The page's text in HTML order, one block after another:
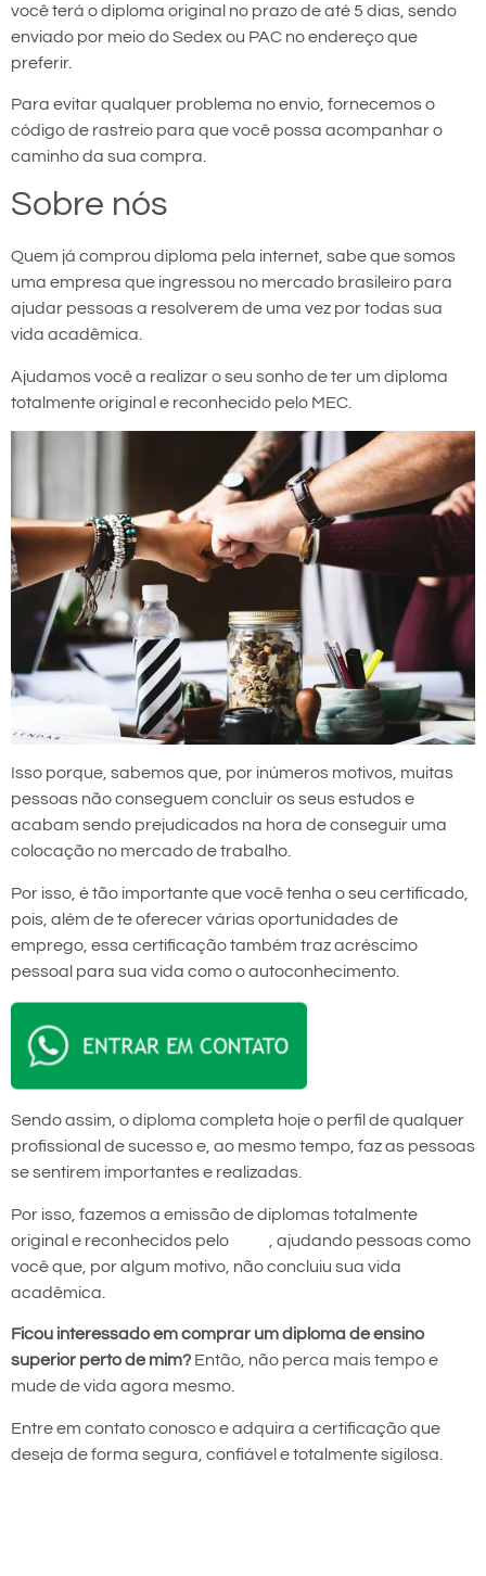
você terá o diploma original no prazo de até 5 dias, sendo
enviado por meio do Sedex ou PAC no endereço que
preferir.
Para evitar qualquer problema no envio, fornecemos o
código de rastreio para que você possa acompanhar o
caminho da sua compra.
Sobre nós
Quem já comprou diploma pela internet, sabe que somos
uma empresa que ingressou no mercado brasileiro para
ajudar pessoas a resolverem de uma vez por todas sua
vida acadêmica.
Ajudamos você a realizar o seu sonho de ter um diploma
totalmente original e reconhecido pelo MEC.
Isso porque, sabemos que, por inúmeros motivos, muitas
pessoas não conseguem concluir os seus estudos e
acabam sendo prejudicados na hora de conseguir uma
colocação no mercado de trabalho.
Por isso, é tão importante que você tenha o seu certificado,
pois, além de te oferecer várias oportunidades de
emprego, essa certificação também traz acréscimo
pessoal para sua vida como o autoconhecimento.
Sendo assim, o diploma completa hoje o perfil de qualquer
profissional de sucesso e, ao mesmo tempo, faz as pessoas
se sentirem importantes e realizadas.
Por isso, fazemos a emissão de diplomas totalmente
original e reconhecidos pelo
, ajudando pessoas como
você que, por algum motivo, não concluiu sua vida
acadêmica.
Ficou interessado em comprar um diploma de ensino
superior perto de mim? Então, não perca mais tempo e
mude de vida agora mesmo.
Entre em contato conosco e adquira a certificação que
deseja de forma segura, confiável e totalmente sigilosa.